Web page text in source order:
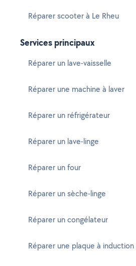
Réparer scooter à Le Rheu
Services principaux
Réparer un lave-vaisselle
Réparer une machine à laver
Réparer un réfrigérateur
Réparer un lave-linge
Réparer un four
Réparer un sèche-linge
Réparer un congélateur
Réparer une plaque à induction